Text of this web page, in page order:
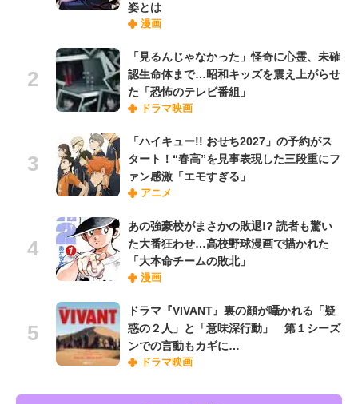
姿とは
漫画
「見るんじゃなかった」怪奇に心霊、未確
認生命体まで…昭和キッズを震え上がらせ
た「恐怖のテレビ番組」
ドラマ映画
「ハイキュー!! おせち2027」の予約がス
タート！“春高”を見事表現した三段重にフ
ァン感激「エモすぎる」
アニメ
あの強豪校がまさかの敗退!? 読者も驚い
た大番狂わせ…高校野球漫画で描かれた
「大本命チームの敗北」
漫画
ドラマ『VIVANT』裏の顔が囁かれる「疑
惑の２人」と「意味深行動」 第１シーズ
ンでの言動もカギに…
ドラマ映画